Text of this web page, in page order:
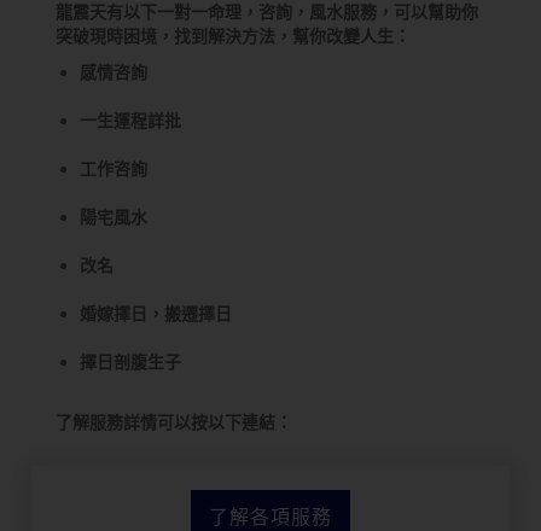
龍震天有以下一對一命理，咨詢，風水服務，可以幫助你
突破現時困境，找到解決方法，幫你改變人生：
感情咨詢
一生運程詳批
工作咨詢
陽宅風水
改名
婚嫁擇日，搬遷擇日
擇日剖腹生子
了解服務詳情可以按以下連結：
了解各項服務